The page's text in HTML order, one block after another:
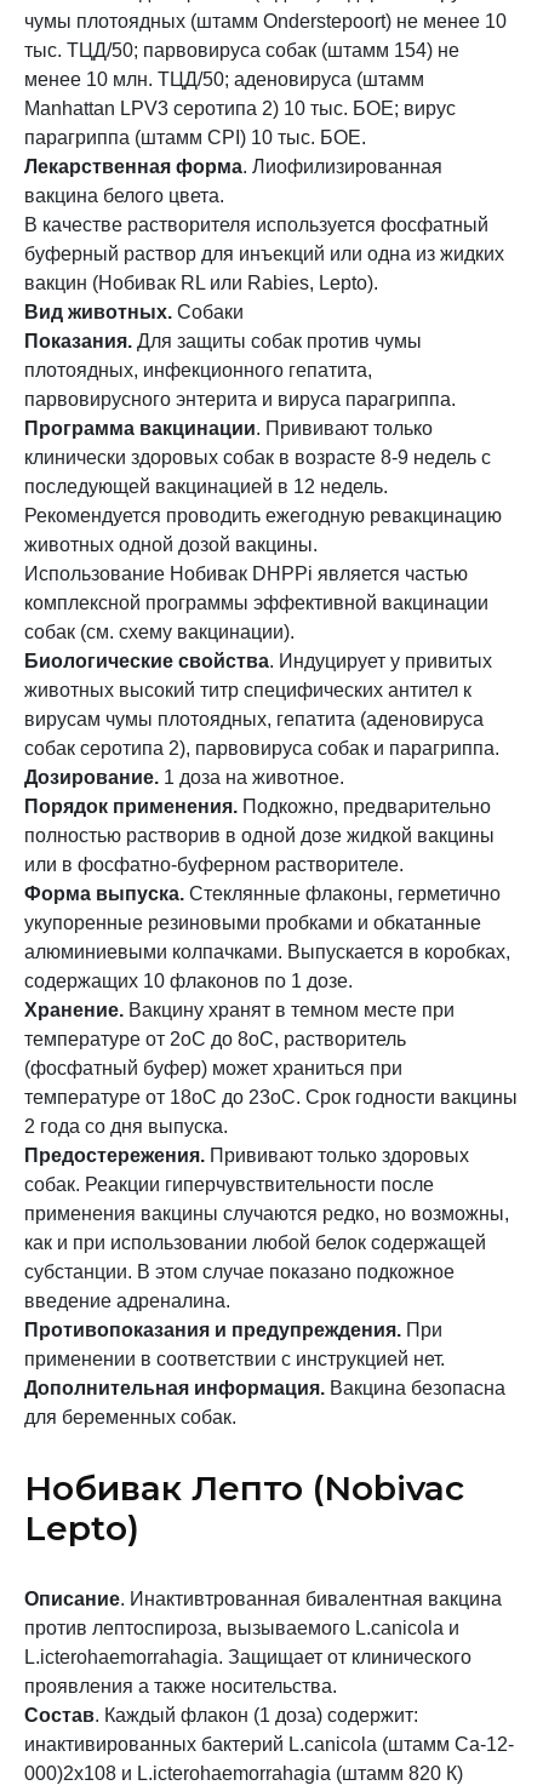
чумы плотоядных (штамм Onderstepoort) не менее 10
тыс. ТЦД/50; парвовируса собак (штамм 154) не
менее 10 млн. ТЦД/50; аденовируса (штамм
Manhattan LPV3 серотипа 2) 10 тыс. БОЕ; вирус
парагриппа (штамм CPI) 10 тыс. БОЕ.
Лекарственная форма. Лиофилизированная
вакцина белого цвета.
В качестве растворителя используется фосфатный
буферный раствор для инъекций или одна из жидких
вакцин (Нобивак RL или Rabies, Lepto).
Вид животных. Собаки
Показания. Для защиты собак против чумы
плотоядных, инфекционного гепатита,
парвовирусного энтерита и вируса парагриппа.
Программа вакцинации. Прививают только
клинически здоровых собак в возрасте 8-9 недель с
последующей вакцинацией в 12 недель.
Рекомендуется проводить ежегодную ревакцинацию
животных одной дозой вакцины.
Использование Нобивак DHPPi является частью
комплексной программы эффективной вакцинации
собак (см. схему вакцинации).
Биологические свойства. Индуцирует у привитых
животных высокий титр специфических антител к
вирусам чумы плотоядных, гепатита (аденовируса
собак серотипа 2), парвовируса собак и парагриппа.
Дозирование. 1 доза на животное.
Порядок применения. Подкожно, предварительно
полностью растворив в одной дозе жидкой вакцины
или в фосфатно-буферном растворителе.
Форма выпуска. Стеклянные флаконы, герметично
укупоренные резиновыми пробками и обкатанные
алюминиевыми колпачками. Выпускается в коробках,
содержащих 10 флаконов по 1 дозе.
Хранение. Вакцину хранят в темном месте при
температуре от 2оС до 8оС, растворитель
(фосфатный буфер) может храниться при
температуре от 18оС до 23оС. Срок годности вакцины
2 года со дня выпуска.
Предостережения. Прививают только здоровых
собак. Реакции гиперчувствительности после
применения вакцины случаются редко, но возможны,
как и при использовании любой белок содержащей
субстанции. В этом случае показано подкожное
введение адреналина.
Противопоказания и предупреждения. При
применении в соответствии с инструкцией нет.
Дополнительная информация. Вакцина безопасна
для беременных собак.
Нобивак Лепто (Nobivac
Lepto)
Описание. Инактивтрованная бивалентная вакцина
против лептоспироза, вызываемого L.canicola и
L.icterohaemorrahagia. Защищает от клинического
проявления а также носительства.
Состав. Каждый флакон (1 доза) содержит:
инактивированных бактерий L.canicola (штамм Са-12-
000)2х108 и L.icterohaemorrahagia (штамм 820 К)